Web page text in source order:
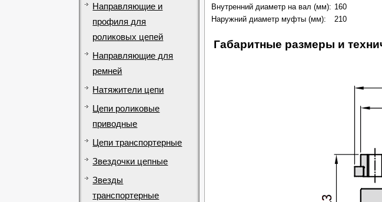
Направляющие и
профиля для
роликовых цепей
Направляющие для
ремней
Натяжители цепи
Цепи роликовые
приводные
Цепи транспортерные
Звездочки цепные
Звезды
транспортерные
Внутренний диаметр на вал (мм): 160
Наружний диаметр муфты (мм):
210
Габаритные размеры и